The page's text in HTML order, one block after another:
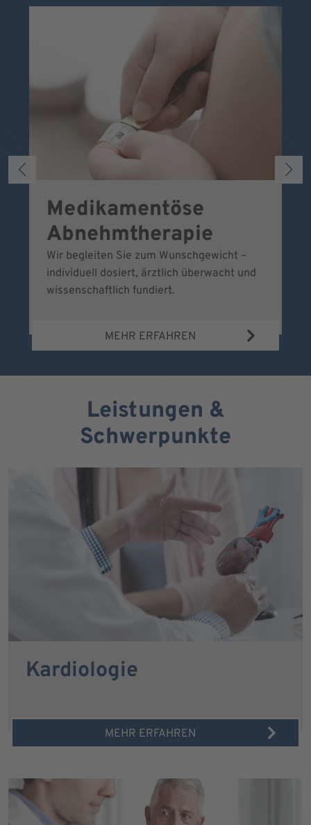
Medikamentöse
Abnehmtherapie
Wir begleiten Sie zum Wunschgewicht –
individuell dosiert, ärztlich überwacht und
wissenschaftlich fundiert.
MEHR ERFAHREN
Leistungen &
Schwerpunkte
Kardiologie
MEHR ERFAHREN